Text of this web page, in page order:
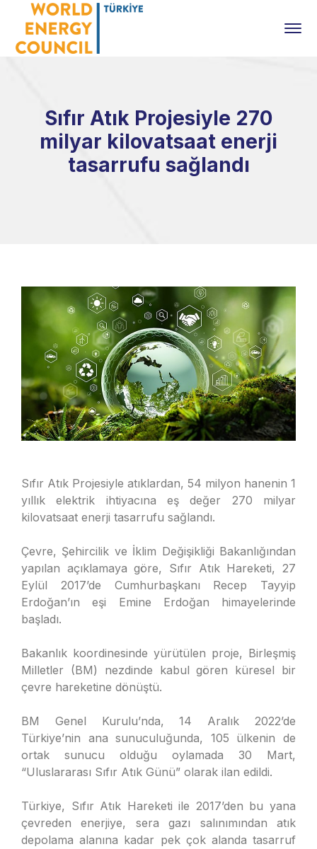
Sıfır Atık Projesiyle 270
milyar kilovatsaat enerji
tasarrufu sağlandı
Sıfır Atık Projesiyle atıklardan, 54 milyon hanenin 1
yıllık elektrik ihtiyacına eş değer 270 milyar
kilovatsaat enerji tasarrufu sağlandı.
Çevre, Şehircilik ve İklim Değişikliği Bakanlığından
yapılan açıklamaya göre, Sıfır Atık Hareketi, 27
Eylül 2017’de Cumhurbaşkanı Recep Tayyip
Erdoğan’ın eşi Emine Erdoğan himayelerinde
başladı.
Bakanlık koordinesinde yürütülen proje, Birleşmiş
Milletler (BM) nezdinde kabul gören küresel bir
çevre hareketine dönüştü.
BM Genel Kurulu’nda, 14 Aralık 2022’de
Türkiye’nin ana sunuculuğunda, 105 ülkenin de
ortak sunucu olduğu oylamada 30 Mart,
“Uluslararası Sıfır Atık Günü” olarak ilan edildi.
Türkiye, Sıfır Atık Hareketi ile 2017’den bu yana
çevreden enerjiye, sera gazı salınımından atık
depolama alanına kadar pek çok alanda tasarruf